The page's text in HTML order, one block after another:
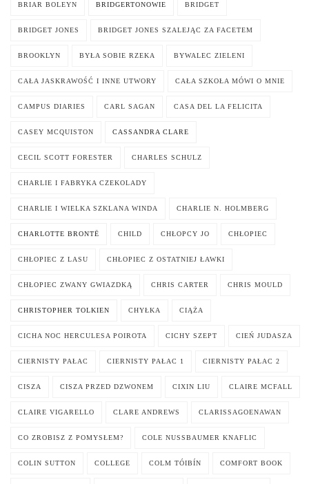
BRIAR BOLEYN BRIDGERTONOWIE BRIDGET
BRIDGET JONES BRIDGET JONES SZALEJĄC ZA FACETEM
BROOKLYN BYŁA SOBIE RZEKA BYWALEC ZIELENI
CAŁA JASKRAWOŚĆ I INNE UTWORY CAŁA SZKOŁA MÓWI O MNIE
CAMPUS DIARIES CARL SAGAN CASA DEL LA FELICITA
CASEY MCQUISTON CASSANDRA CLARE
CECIL SCOTT FORESTER CHARLES SCHULZ
CHARLIE I FABRYKA CZEKOLADY
CHARLIE I WIELKA SZKLANA WINDA CHARLIE N. HOLMBERG
CHARLOTTE BRONTË CHILD CHŁOPCY JO CHŁOPIEC
CHŁOPIEC Z LASU CHŁOPIEC Z OSTATNIEJ ŁAWKI
CHŁOPIEC ZWANY GWIAZDKĄ CHRIS CARTER CHRIS MOULD
CHRISTOPHER TOLKIEN CHYŁKA CIĄŻA
CICHA NOC HERCULESA POIROTA CICHY SZEPT CIEŃ JUDASZA
CIERNISTY PAŁAC CIERNISTY PAŁAC 1 CIERNISTY PAŁAC 2
CISZA CISZA PRZED DZWONEM CIXIN LIU CLAIRE MCFALL
CLAIRE VIGARELLO CLARE ANDREWS CLARISSAGOENAWAN
CO ZROBISZ Z POMYSŁEM? COLE NUSSBAUMER KNAFLIC
COLIN SUTTON COLLEGE COLM TÓIBÍN COMFORT BOOK